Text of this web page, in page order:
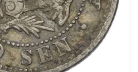
России (с 1999 года)
монеты СССР и России